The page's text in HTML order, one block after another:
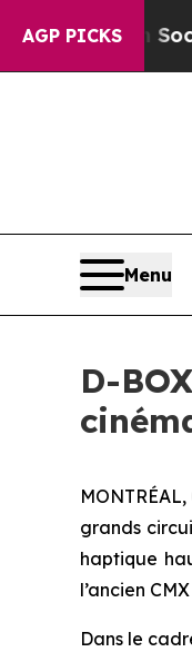
AGP PICKS
on Social
Menu
D-
grands
haptique
l’ancien
Dans le